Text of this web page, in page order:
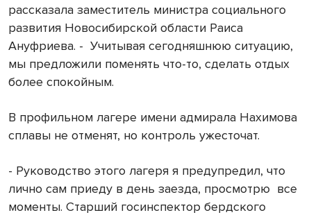
рассказала заместитель министра социального
развития Новосибирской области Раиса
Ануфриева. - Учитывая сегодняшнюю ситуацию,
мы предложили поменять что-то, сделать отдых
более спокойным.
В профильном лагере имени адмирала Нахимова
сплавы не отменят, но контроль ужесточат.
- Руководство этого лагеря я предупредил, что
лично сам приеду в день заезда, просмотрю все
моменты. Старший госинспектор бердского